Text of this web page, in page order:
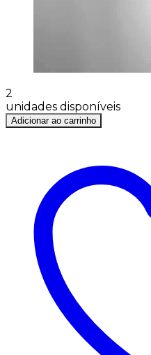
2
unidades disponíveis
Adicionar ao carrinho